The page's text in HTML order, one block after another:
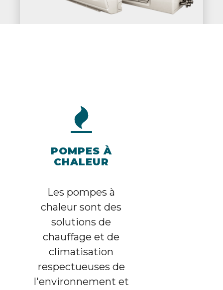
POMPES À
CHALEUR
Les pompes à
chaleur sont des
solutions de
chauffage et de
climatisation
respectueuses de
l'environnement et